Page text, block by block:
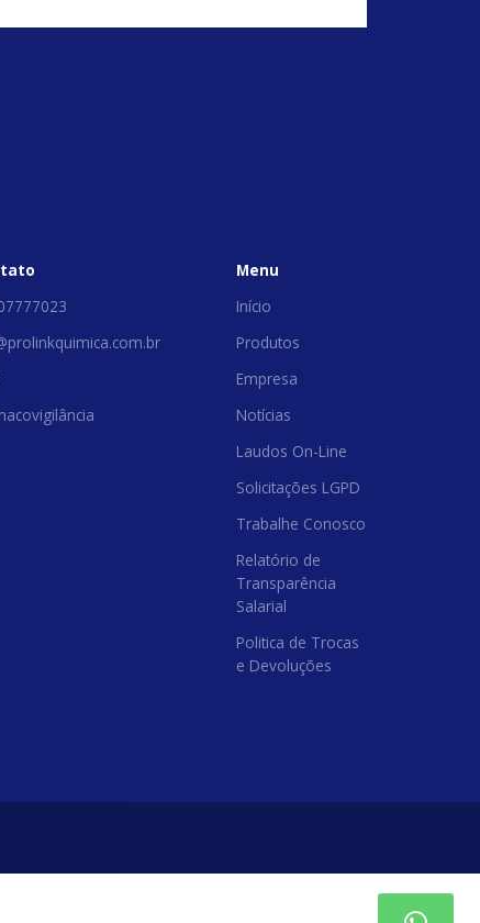
Menu
Início
Produtos
Empresa
Notícias
Laudos On-Line
Solicitações LGPD
Trabalhe Conosco
Relatório de
Transparência
Salarial
Politica de Trocas
e Devoluções